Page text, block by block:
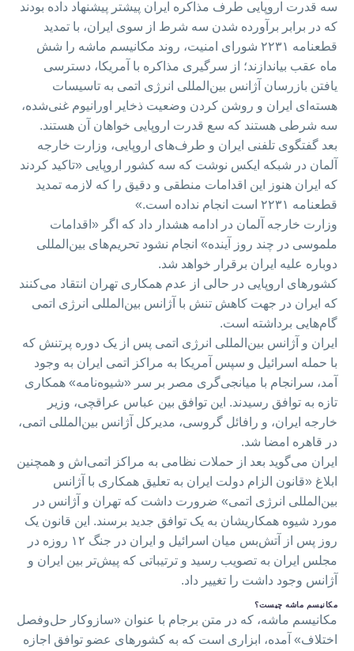
سه قدرت اروپایی طرف مذاکره ایران پیشتر پیشنهاد داده بودند
که در برابر برآورده شدن سه شرط از سوی ایران، با تمدید
قطعنامه ۲۲۳۱ شورای امنیت، روند مکانیسم ماشه را شش
ماه عقب بیاندازند؛ از سرگیری مذاکره با آمریکا، دسترسی
یافتن بازرسان آژانس بین‌المللی انرژی اتمی به تاسیسات
هسته‌ای ایران و روشن کردن وضعیت ذخایر اورانیوم غنی‌شده،
سه شرطی هستند که سع قدرت اروپایی خواهان آن هستند.
بعد گفتگوی تلفنی ایران و طرف‌های اروپایی، وزارت خارجه
آلمان در شبکه ایکس نوشت که سه کشور اروپایی «تاکید کردند
که ایران هنوز این اقدامات منطقی و دقیق را که لازمه تمدید
قطعنامه ۲۲۳۱ است انجام نداده است.»
وزارت خارجه آلمان در ادامه هشدار داد که اگر «اقدامات
ملموسی در چند روز آینده» انجام نشود تحریم‌های بین‌المللی
دوباره علیه ایران برقرار خواهد شد.
کشورهای اروپایی در حالی از عدم همکاری تهران انتقاد می‌کنند
که ایران در جهت کاهش تنش با آژانس بین‌المللی انرژی اتمی
گام‌هایی برداشته است.
ایران و آژانس بین‌المللی انرژی اتمی پس از یک دوره پرتنش که
با حمله اسرائیل و سپس آمریکا به مراکز اتمی ایران به وجود
آمد، سرانجام با میانجی‌گری مصر بر سر «شیوه‌نامه» همکاری
تازه به توافق رسیدند. این توافق بین عباس عراقچی، وزیر
خارجه ایران، و رافائل گروسی، مدیرکل آژانس بین‌المللی اتمی،
در قاهره امضا شد.
ایران می‌گوید بعد از حملات نظامی به مراکز اتمی‌اش و همچنین
ابلاغ «قانون الزام دولت ایران به تعلیق همکاری با آژانس
بین‌المللی انرژی اتمی» ضرورت داشت که تهران و آژانس در
مورد شیوه همکاریشان به یک توافق جدید برسند. این قانون یک
روز پس از آتش‌بس میان اسرائیل و ایران در جنگ ۱۲ روزه در
مجلس ایران به تصویب رسید و ترتیباتی که پیش‌تر بین ایران و
آژانس وجود داشت را تغییر داد.
مکانیسم ماشه چیست؟
مکانیسم ماشه، که در متن برجام با عنوان «سازوکار حل‌وفصل
اختلاف» آمده، ابزاری است که به کشورهای عضو توافق اجازه